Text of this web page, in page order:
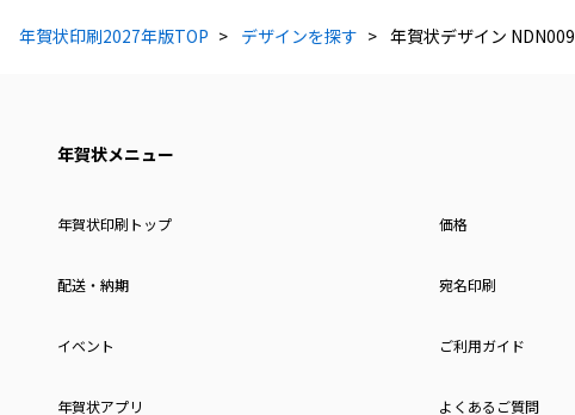
年賀状印刷2027年版TOP デザインを探す 年賀状デザイン NDN009
年賀状メニュー
年賀状印刷トップ 価格
配送・納期 宛名印刷
イベント ご利用ガイド
年賀状アプリ よくあるご質問